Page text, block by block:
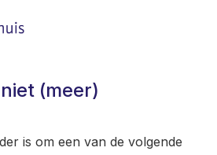
(meer)
is om een van de volgende